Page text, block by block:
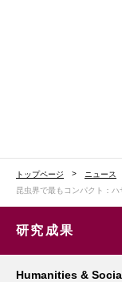
トップページ ニュース
昆虫界で最もコンパクト：
研究成果
Humanities &